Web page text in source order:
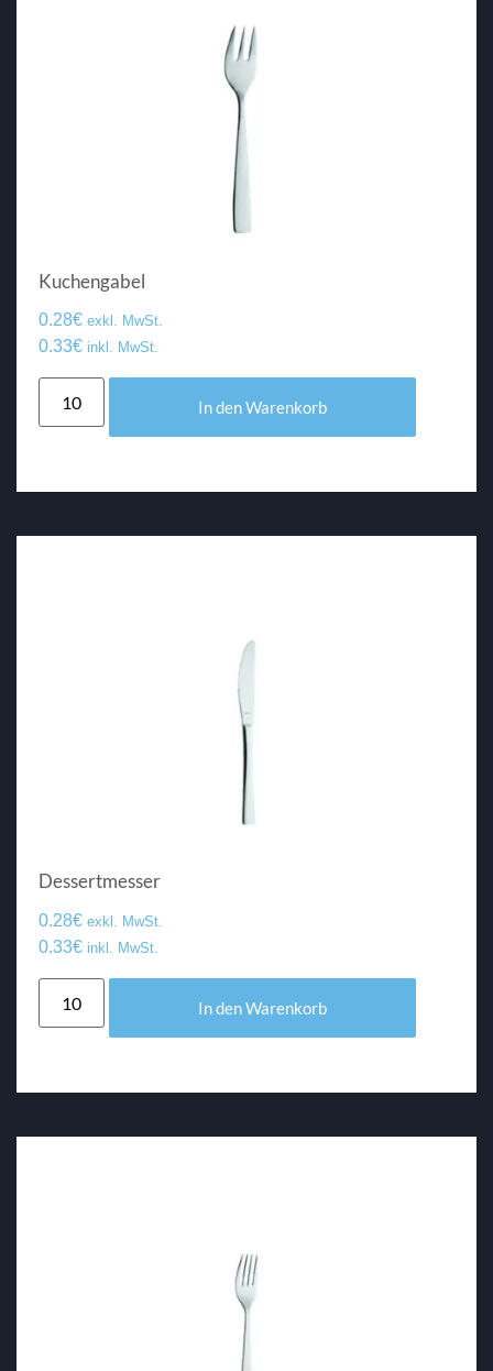
Kuchengabel
0.28€ exkl. MwSt.
0.33€ inkl. MwSt.
In den Warenkorb
Dessertmesser
0.28€ exkl. MwSt.
0.33€ inkl. MwSt.
In den Warenkorb